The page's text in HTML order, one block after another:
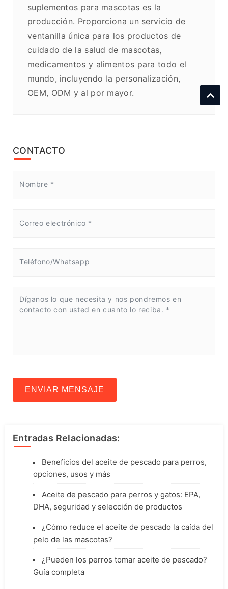
suplementos para mascotas es la
producción. Proporciona un servicio de
ventanilla única para los productos de
cuidado de la salud de mascotas,
medicamentos y alimentos para todo el
mundo, incluyendo la personalización,
OEM, ODM y al por mayor.
CONTACTO
ENVIAR MENSAJE
Entradas Relacionadas:
Beneficios del aceite de pescado para perros,
opciones, usos y más
Aceite de pescado para perros y gatos: EPA,
DHA, seguridad y selección de productos
¿Cómo reduce el aceite de pescado la caída del
pelo de las mascotas?
¿Pueden los perros tomar aceite de pescado?
Guía completa